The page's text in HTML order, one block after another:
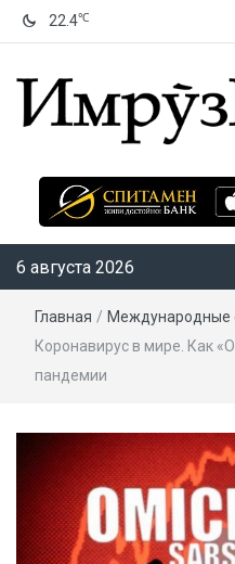
22.4℃
6 августа 2026
Главная / Международные
Коронавирус в мире. Как
пандемии